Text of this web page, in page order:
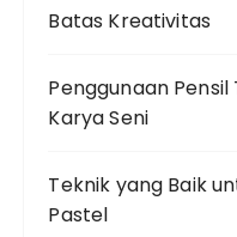
Batas Kreativitas
Penggunaan
Karya Seni
Teknik yang Baik
Pastel